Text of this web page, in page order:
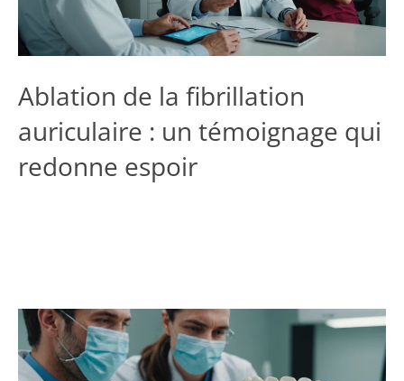
Ablation de la fibrillation
auriculaire : un témoignage qui
redonne espoir